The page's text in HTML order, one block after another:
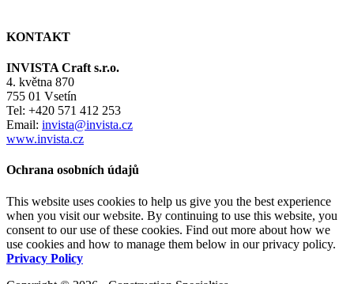
KONTAKT
INVISTA Craft s.r.o.
4. května 870
755 01 Vsetín
Tel: +420 571 412 253
Email: invista@invista.cz
www.invista.cz
Ochrana osobních údajů
This website uses cookies to help us give you the best experience
when you visit our website. By continuing to use this website, you
consent to our use of these cookies. Find out more about how we
use cookies and how to manage them below in our privacy policy.
Privacy Policy